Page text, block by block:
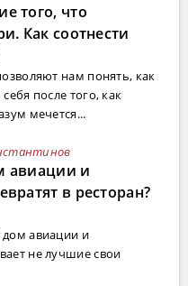
того, что
Как соотнести
нам понять, как
после того, как
мечется...
авиации и
в ресторан?
авиации и
не лучшие свои